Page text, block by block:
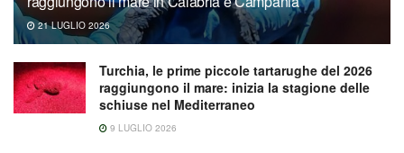
21 LUGLIO 2026
Turchia, le prime piccole tartarughe del 2026
raggiungono il mare: inizia la stagione delle
schiuse nel Mediterraneo
9 LUGLIO 2026